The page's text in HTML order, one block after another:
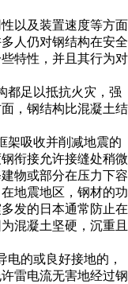
以及装置速度等方面
人仍对钢结构在安全
特性，并且其行为对
足以抵抗火灾，强
，钢结构比混凝土结
吸收并削减地震的
衔接允许接缝处稍微
物或部分在压力下容
地震地区，钢材的功
发的日本通常防止在
混凝土坚硬，沉重且
的或良好接地的，
雷电流无害地经过钢